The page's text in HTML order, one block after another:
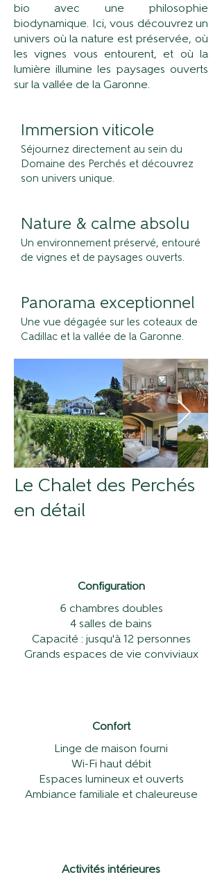
bio avec une philosophie
biodynamique. Ici, vous découvrez un
univers où la nature est préservée, où
les vignes vous entourent, et où la
lumière illumine les paysages ouverts
sur la vallée de la Garonne.
Immersion viticole
Séjournez directement au sein du
Domaine des Perchés et découvrez
son univers unique.
Nature & calme absolu
Un environnement préservé, entouré
de vignes et de paysages ouverts.
Panorama exceptionnel
Une vue dégagée sur les coteaux de
Cadillac et la vallée de la Garonne.
Le Chalet des Perchés
en détail
Configuration
6 chambres doubles
4 salles de bains
Capacité : jusqu'à 12 personnes
Grands espaces de vie conviviaux
Confort
Linge de maison fourni
Wi-Fi haut débit
Espaces lumineux et ouverts
Ambiance familiale et chaleureuse
Activités intérieures